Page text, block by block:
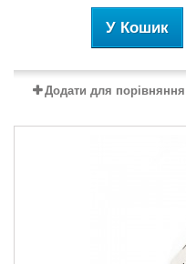
У Кошик
Додати для порівняння